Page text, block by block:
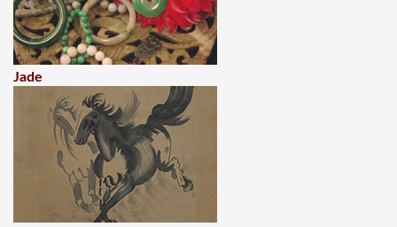
Jade